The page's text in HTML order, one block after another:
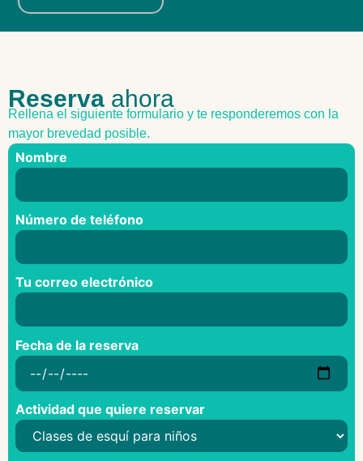
Reserva ahora
Rellena el siguiente formulario y te responderemos con la
mayor brevedad posible.
Nombre
Número de teléfono
Tu correo electrónico
Fecha de la reserva
Actividad que quiere reservar